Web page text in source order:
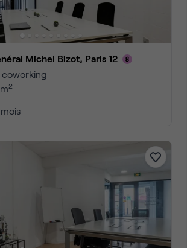
Michel Bizot, Paris 12
coworking
2